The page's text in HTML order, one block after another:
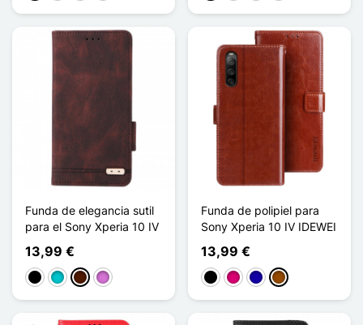
Funda de elegancia sutil
para el Sony Xperia 10 IV
13,99 €
NegroTurquesa
Marrón oscuro
Malva
Funda de polipiel para
Sony Xperia 10 IV IDEWEI
13,99 €
NegroMagentaAzul oscuro
Marrón